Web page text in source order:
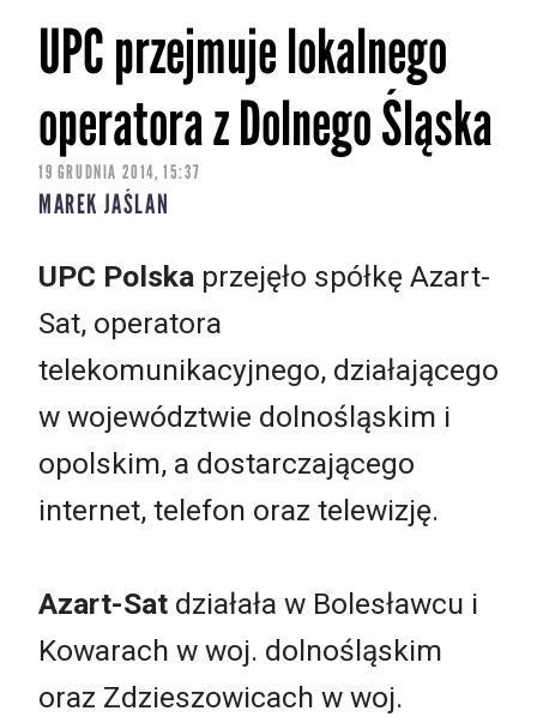
UPC przejmuje lokalnego
operatora z Dolnego Śląska
19 GRUDNIA 2014, 15:37
MAREK JAŚLAN
UPC Polska przejęło spółkę Azart-
Sat, operatora
telekomunikacyjnego, działającego
w województwie dolnośląskim i
opolskim, a dostarczającego
internet, telefon oraz telewizję.
Azart-Sat działała w Bolesławcu i
Kowarach w woj. dolnośląskim
oraz Zdzieszowicach w woj.